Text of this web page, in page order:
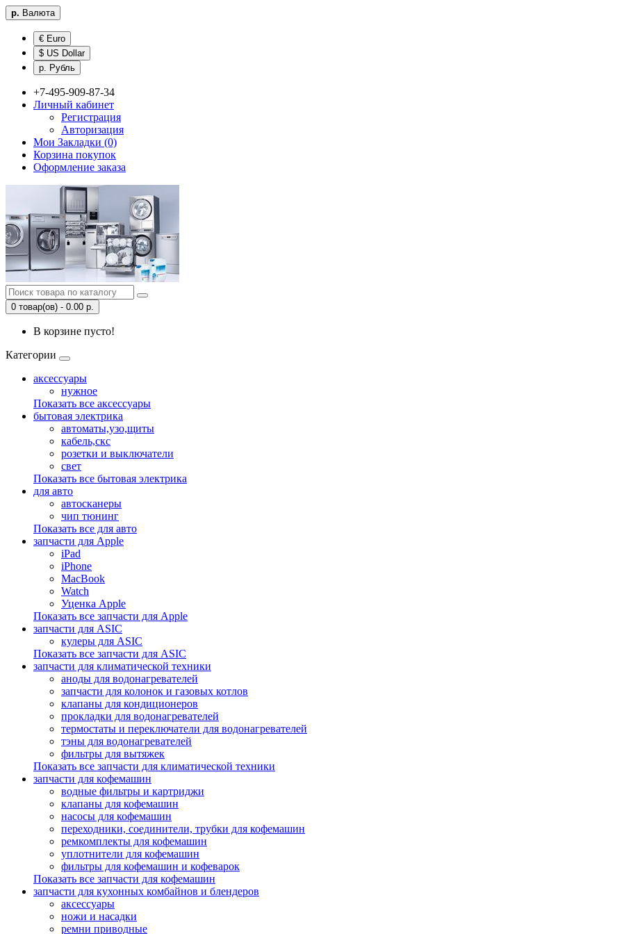
р. Валюта
€ Euro
$ US Dollar
р. Рубль
+7-495-909-87-34
Личный кабинет
Регистрация
Авторизация
Мои Закладки (0)
Корзина покупок
Оформление заказа
0 товар(ов) - 0.00 р.
В корзине пусто!
Категории
аксессуары
нужное
Показать все аксессуары
бытовая электрика
автоматы,узо,щиты
кабель,скс
розетки и выключатели
свет
Показать все бытовая электрика
для авто
автосканеры
чип тюнинг
Показать все для авто
запчасти для Apple
iPad
iPhone
MacBook
Watch
Уценка Apple
Показать все запчасти для Apple
запчасти для ASIC
кулеры для ASIC
Показать все запчасти для ASIC
запчасти для климатической техники
аноды для водонагревателей
запчасти для колонок и газовых котлов
клапаны для кондиционеров
прокладки для водонагревателей
термостаты и переключатели для водонагревателей
тэны для водонагревателей
фильтры для вытяжек
Показать все запчасти для климатической техники
запчасти для кофемашин
водные фильтры и картриджи
клапаны для кофемашин
насосы для кофемашин
переходники, соединители, трубки для кофемашин
ремкомплекты для кофемашин
уплотнители для кофемашин
фильтры для кофемашин и кофеварок
Показать все запчасти для кофемашин
запчасти для кухонных комбайнов и блендеров
аксессуары
ножи и насадки
ремни приводные